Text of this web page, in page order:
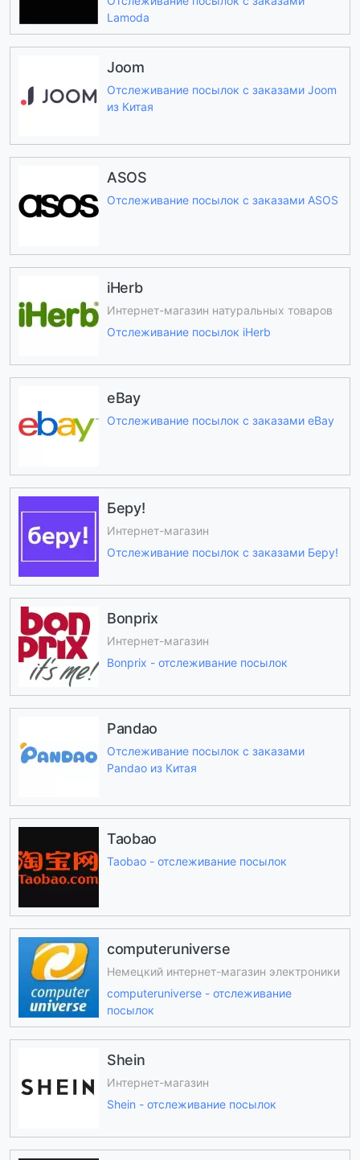
Lamoda
Joom
Отслеживание посылок с заказами Joom
из Китая
ASOS
Отслеживание посылок с заказами ASOS
iHerb
Интернет-магазин натуральных товаров
Отслеживание посылок iHerb
eBay
Отслеживание посылок с заказами eBay
Беру!
Интернет-магазин
Отслеживание посылок с заказами Беру!
Bonprix
Интернет-магазин
Bonprix - отслеживание посылок
Pandao
Отслеживание посылок с заказами
Pandao из Китая
Taobao
Taobao - отслеживание посылок
computeruniverse
Немецкий интернет-магазин электроники
computeruniverse - отслеживание
посылок
Shein
Интернет-магазин
Shein - отслеживание посылок